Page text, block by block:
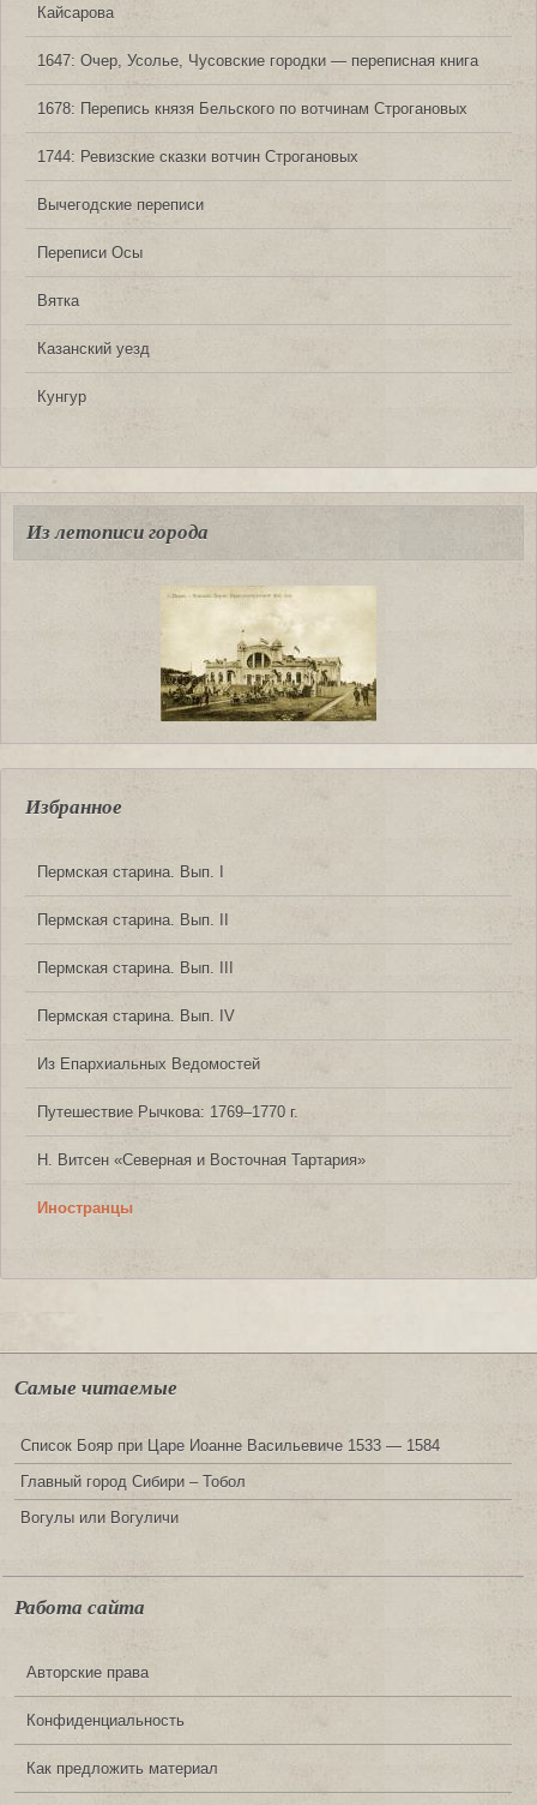
Кайсарова
1647: Очер, Усолье, Чусовские городки — переписная книга
1678: Перепись князя Бельского по вотчинам Строгановых
1744: Ревизские сказки вотчин Строгановых
Вычегодские переписи
Переписи Осы
Вятка
Казанский уезд
Кунгур
Из летописи города
Избранное
Пермская старина. Вып. I
Пермская старина. Вып. II
Пермская старина. Вып. III
Пермская старина. Вып. IV
Из Епархиальных Ведомостей
Путешествие Рычкова: 1769‒1770 г.
Н. Витсен «Северная и Восточная Тартария»
Иностранцы
Самые читаемые
Список Бояр при Царе Иоанне Васильевиче 1533 — 1584
Главный город Сибири – Тобол
Вогулы или Вогуличи
Работа сайта
Авторские права
Конфиденциальность
Как предложить материал